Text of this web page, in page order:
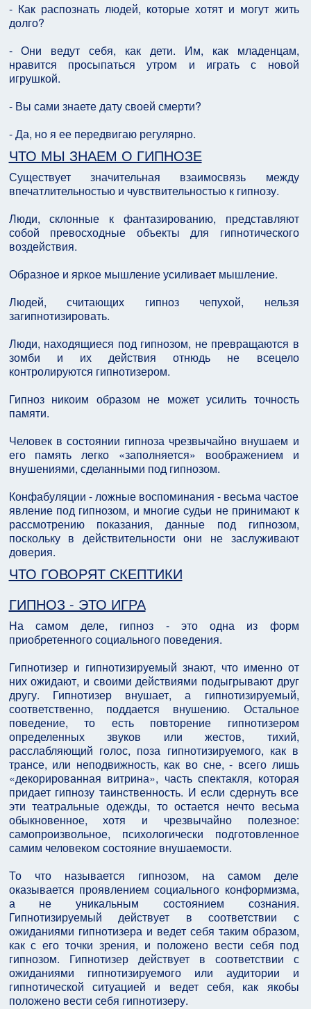
- Как распознать людей, которые хотят и могут жить
долго?
- Они ведут себя, как дети. Им, как младенцам,
нравится просыпаться утром и играть с новой
игрушкой.
- Вы сами знаете дату своей смерти?
- Да, но я ее передвигаю регулярно.
ЧТО МЫ ЗНАЕМ О ГИПНОЗЕ
Существует значительная взаимосвязь между
впечатлительностью и чувствительностью к гипнозу.
Люди, склонные к фантазированию, представляют
собой превосходные объекты для гипнотического
воздействия.
Образное и яркое мышление усиливает мышление.
Людей, считающих гипноз чепухой, нельзя
загипнотизировать.
Люди, находящиеся под гипнозом, не превращаются в
зомби и их действия отнюдь не всецело
контролируются гипнотизером.
Гипноз никоим образом не может усилить точность
памяти.
Человек в состоянии гипноза чрезвычайно внушаем и
его память легко «заполняется» воображением и
внушениями, сделанными под гипнозом.
Конфабуляции - ложные воспоминания - весьма частое
явление под гипнозом, и многие судьи не принимают к
рассмотрению показания, данные под гипнозом,
поскольку в действительности они не заслуживают
доверия.
ЧТО ГОВОРЯТ СКЕПТИКИ
ГИПНОЗ - ЭТО ИГРА
На самом деле, гипноз - это одна из форм
приобретенного социального поведения.
Гипнотизер и гипнотизируемый знают, что именно от
них ожидают, и своими действиями подыгрывают друг
другу. Гипнотизер внушает, а гипнотизируемый,
соответственно, поддается внушению. Остальное
поведение, то есть повторение гипнотизером
определенных звуков или жестов, тихий,
расслабляющий голос, поза гипнотизируемого, как в
трансе, или неподвижность, как во сне, - всего лишь
«декорированная витрина», часть спектакля, которая
придает гипнозу таинственность. И если сдернуть все
эти театральные одежды, то остается нечто весьма
обыкновенное, хотя и чрезвычайно полезное:
самопроизвольное, психологически подготовленное
самим человеком состояние внушаемости.
То что называется гипнозом, на самом деле
оказывается проявлением социального конформизма,
а не уникальным состоянием сознания.
Гипнотизируемый действует в соответствии с
ожиданиями гипнотизера и ведет себя таким образом,
как с его точки зрения, и положено вести себя под
гипнозом. Гипнотизер действует в соответствии с
ожиданиями гипнотизируемого или аудитории и
гипнотической ситуацией и ведет себя, как якобы
положено вести себя гипнотизеру.